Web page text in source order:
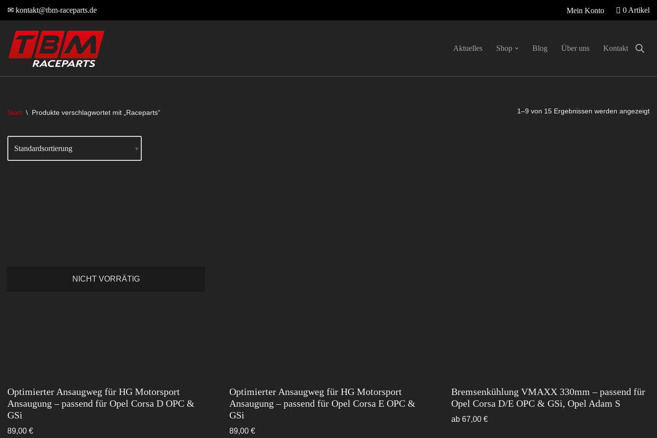
Inhalt
springen
✉ kontakt@tbm-raceparts.de Mein Konto 0 Artikel
Aktuelles Shop Blog Über uns Kontakt
Start \ Produkte verschlagwortet mit „Raceparts“ 1–9 von 15 Ergebnissen werden angezeigt
NICHT VORRÄTIG
Optimierter Ansaugweg für HG Motorsport
Ansaugung – passend für Opel Corsa D OPC &
GSi
89,00 €
Optimierter Ansaugweg für HG Motorsport
Ansaugung – passend für Opel Corsa E OPC &
GSi
89,00 €
Bremsenkühlung VMAXX 330mm – passend für
Opel Corsa D/E OPC & GSi, Opel Adam S
ab 67,00 €